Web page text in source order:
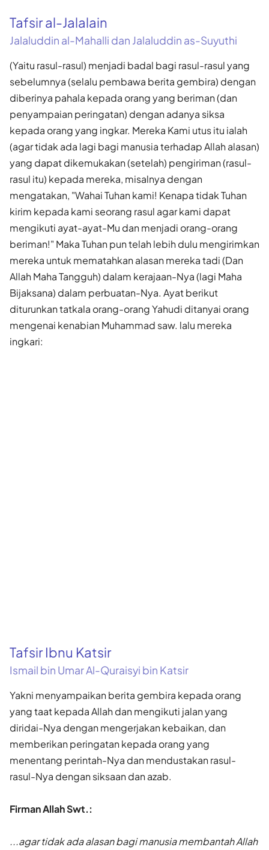
Tafsir al-Jalalain
Jalaluddin al-Mahalli dan Jalaluddin as-Suyuthi
(Yaitu rasul-rasul) menjadi badal bagi rasul-rasul yang
sebelumnya (selalu pembawa berita gembira) dengan
diberinya pahala kepada orang yang beriman (dan
penyampaian peringatan) dengan adanya siksa
kepada orang yang ingkar. Mereka Kami utus itu ialah
(agar tidak ada lagi bagi manusia terhadap Allah alasan)
yang dapat dikemukakan (setelah) pengiriman (rasul-
rasul itu) kepada mereka, misalnya dengan
mengatakan, "Wahai Tuhan kami! Kenapa tidak Tuhan
kirim kepada kami seorang rasul agar kami dapat
mengikuti ayat-ayat-Mu dan menjadi orang-orang
beriman!" Maka Tuhan pun telah lebih dulu mengirimkan
mereka untuk mematahkan alasan mereka tadi (Dan
Allah Maha Tangguh) dalam kerajaan-Nya (lagi Maha
Bijaksana) dalam perbuatan-Nya. Ayat berikut
diturunkan tatkala orang-orang Yahudi ditanyai orang
mengenai kenabian Muhammad saw. lalu mereka
ingkari:
Tafsir Ibnu Katsir
Ismail bin Umar Al-Quraisyi bin Katsir
Yakni menyampaikan berita gembira kepada orang
yang taat kepada Allah dan mengikuti jalan yang
diridai-Nya dengan mengerjakan ke­baikan, dan
memberikan peringatan kepada orang yang
menentang perintah-Nya dan mendustakan rasul-
rasul-Nya dengan siksaan dan azab.
Firman Allah Swt.:
...agar tidak ada alasan bagi manusia membantah Allah